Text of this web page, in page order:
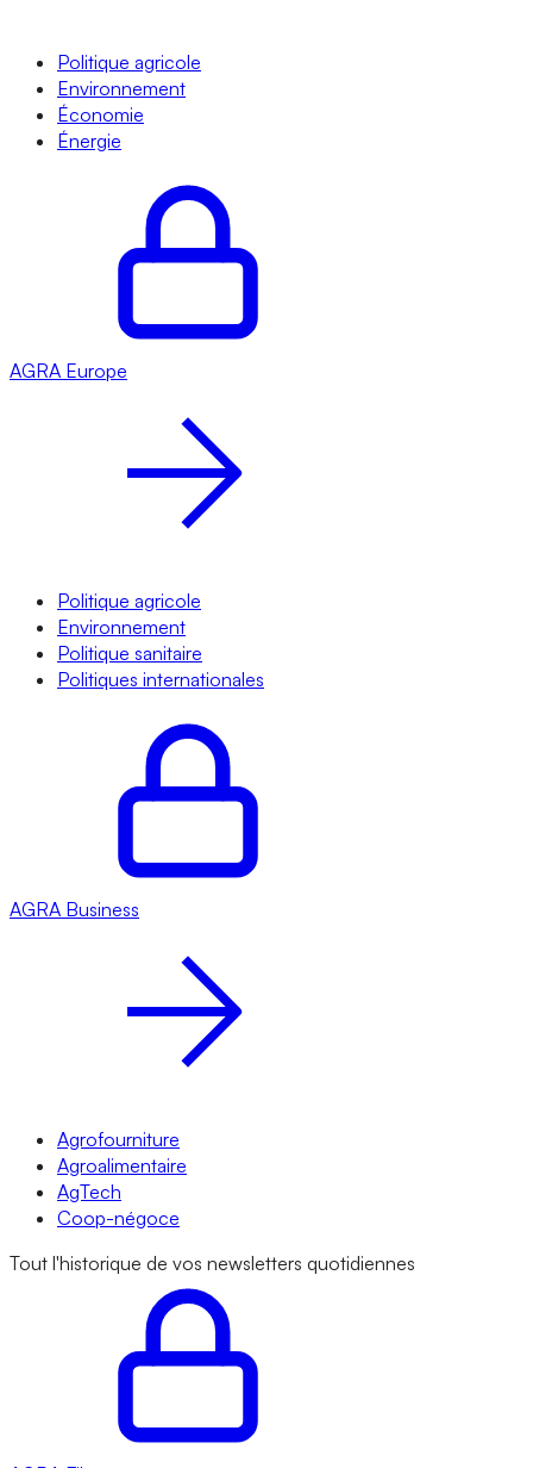
Politique agricole
Environnement
Économie
Énergie
AGRA Europe
Politique agricole
Environnement
Politique sanitaire
Politiques internationales
AGRA Business
Agrofourniture
Agroalimentaire
AgTech
Coop-négoce
Tout l'historique de vos newsletters quotidiennes